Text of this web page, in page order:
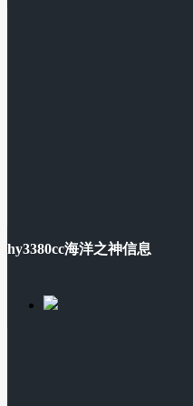
hy3380cc海洋之神信息